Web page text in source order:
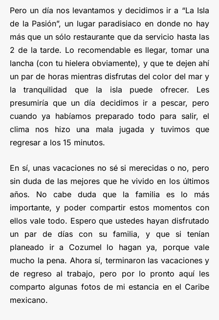
Pero un día nos levantamos y decidimos ir a “La Isla
de la Pasión”, un lugar paradisiaco en donde no hay
más que un sólo restaurante que da servicio hasta las
2 de la tarde. Lo recomendable es llegar, tomar una
lancha (con tu hielera obviamente), y que te dejen ahí
un par de horas mientras disfrutas del color del mar y
la tranquilidad que la isla puede ofrecer. Les
presumiría que un día decidimos ir a pescar, pero
cuando ya habíamos preparado todo para salir, el
clima nos hizo una mala jugada y tuvimos que
regresar a los 15 minutos.
En sí, unas vacaciones no sé si merecidas o no, pero
sin duda de las mejores que he vivido en los últimos
años. No cabe duda que la familia es lo más
importante, y poder compartir estos momentos con
ellos vale todo. Espero que ustedes hayan disfrutado
un par de días con su familia, y que si tenían
planeado ir a Cozumel lo hagan ya, porque vale
mucho la pena. Ahora sí, terminaron las vacaciones y
de regreso al trabajo, pero por lo pronto aquí les
comparto algunas fotos de mi estancia en el Caribe
mexicano.